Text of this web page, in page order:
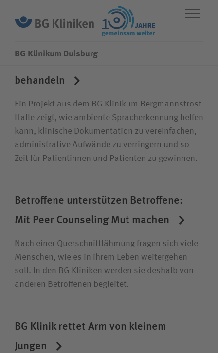
Fachbereiche
Leistungen
Wie können wir Ihnen helfen?
Suchwert
BG Klinikum Duisburg
Schneller dokumentieren, besser
behandeln
Ein Projekt aus dem BG Klinikum Bergmannstrost
Halle zeigt, wie ambiente Spracherkennung helfen
kann, klinische Dokumentation zu vereinfachen,
administrative Aufwände zu verringern und so
Zeit für Patientinnen und Patienten zu gewinnen.
Betroffene unter­stützen Betroffene:
Mit Peer Counseling Mut machen
Nach einer Quer­schnitt­lähmung fragen sich viele
Menschen, wie es in ihrem Leben weiter­gehen
soll. In den BG Kliniken werden sie deshalb von
anderen Betroffenen begleitet.
BG Klinik rettet Arm von kleinem
Jungen